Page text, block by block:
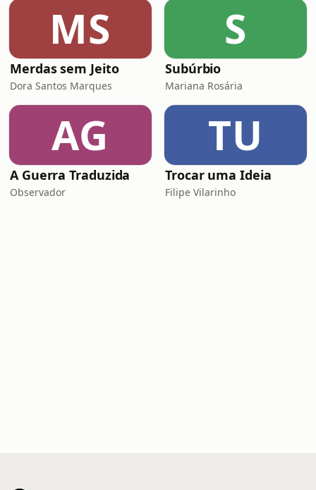
MS
Merdas sem Jeito
Dora Santos Marques
S
Subúrbio
Mariana Rosária
AG
A Guerra Traduzida
Observador
TU
Trocar uma Ideia
Filipe Vilarinho